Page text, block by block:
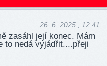
26. 6. 2025 , 12:41
zasáhl její konec. Mám
to nedá vyjádřit....přeji